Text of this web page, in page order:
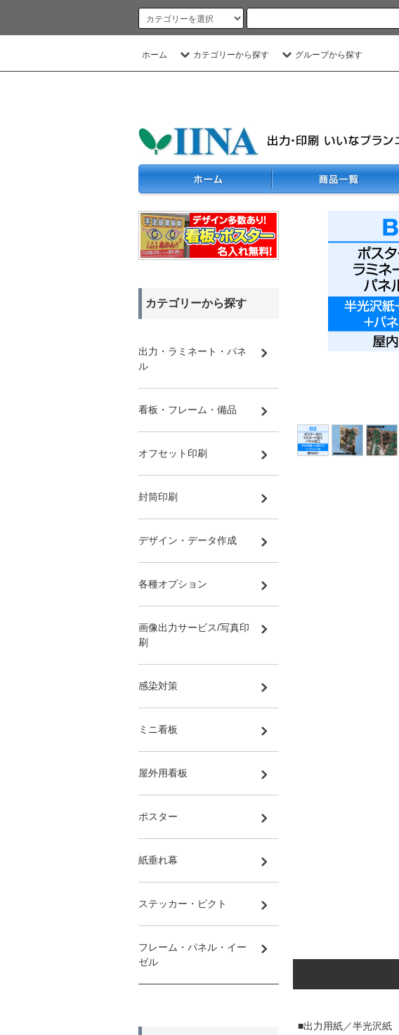
ホーム カテゴリーから探す グループから探す
■出力用紙／半光沢紙
カテゴリーから探す
出力・ラミネート・パネ
ル
看板・フレーム・備品
オフセット印刷
封筒印刷
デザイン・データ作成
各種オプション
画像出力サービス/写真印
刷
感染対策
ミニ看板
屋外用看板
ポスター
紙垂れ幕
ステッカー・ピクト
フレーム・パネル・イー
ゼル